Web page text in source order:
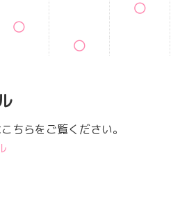
◯
◯
◯
ちらをご覧ください。